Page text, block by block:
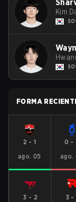
Kim
FORMA
2 - 1
ago. 05
0 -
ago.
3 - 2
3 -